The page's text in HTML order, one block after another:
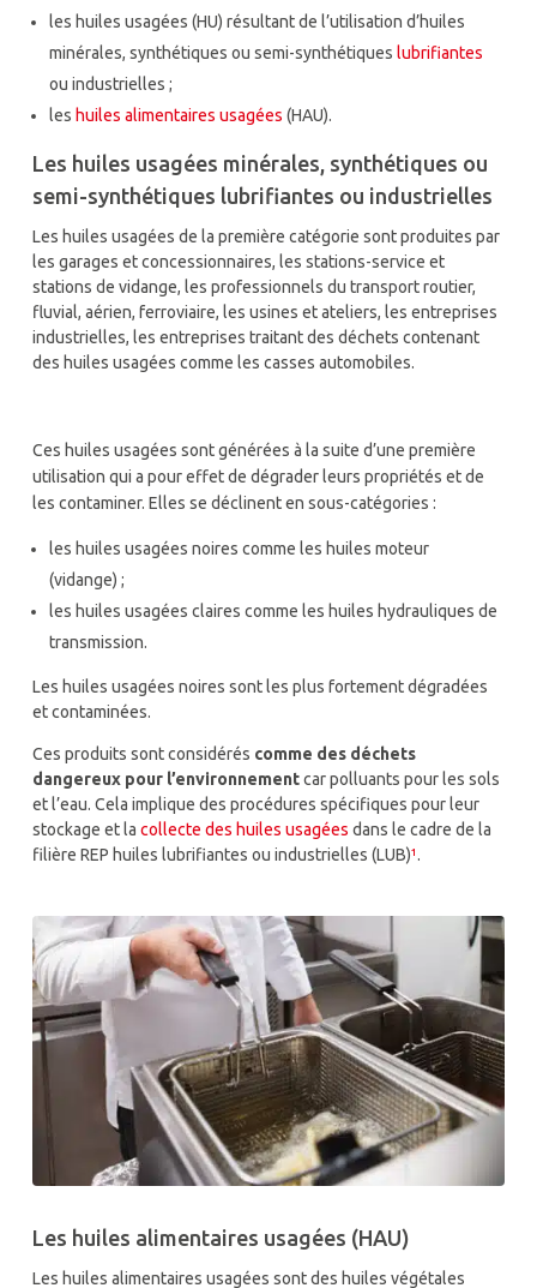
les huiles usagées (HU) résultant de l’utilisation d’huiles
minérales, synthétiques ou semi-synthétiqueslubrifiantes
ou industrielles ;
les huiles alimentaires usagées (HAU).
Les huiles usagées minérales, synthétiques ou
semi-synthétiques lubrifiantes ou industrielles
Les huiles usagées de la première catégorie sont produites par
les garages et concessionnaires, les stations-service et
stations de vidange, les professionnels du transport routier,
fluvial, aérien, ferroviaire, les usines et ateliers, les entreprises
industrielles, les entreprises traitant des déchets contenant
des huiles usagées comme les casses automobiles.
Ces huiles usagées sont générées à la suite d’une première
utilisation qui a pour effet de dégrader leurs propriétés et de
les contaminer. Elles se déclinent en sous-catégories :
les huiles usagées noires comme les huiles moteur
(vidange) ;
les huiles usagées claires comme les huiles hydrauliques de
transmission.
Les huiles usagées noires sont les plus fortement dégradées
et contaminées.
Ces produits sont considérés comme des déchets
dangereux pour l’environnementcar polluants pour les sols
et l’eau. Cela implique des procédures spécifiques pour leur
stockage et lacollecte des huiles usagées dans le cadre de la
filière REP huiles lubrifiantes ou industrielles (LUB)¹.
Les huiles alimentaires usagées (HAU)
Les huiles alimentaires usagées sont des huiles végétales